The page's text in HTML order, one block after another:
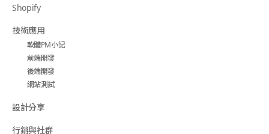
Shopify
技術應用
軟體PM小記
前端開發
後端開發
網站測試
設計分享
行銷與社群